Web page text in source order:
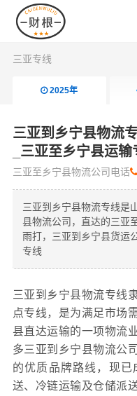
三亚专线
2025年
三亚到乡宁县物流
_三亚至乡宁县运
三亚至乡宁县物流公司电话
三亚到乡宁县物流专线是
县物流公司，直达的三亚
雨打，三亚到乡宁县货运
专线
三亚到乡宁县物流专线
点专线，是为满足市场
县直达运输的一项物流
多三亚到乡宁县物流公
的优质品牌路线，现
送、冷链运输及仓储派